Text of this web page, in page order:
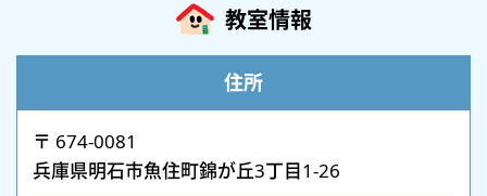
教室情報
住所
〒 674-0081
兵庫県明石市魚住町錦が丘3丁目1-26